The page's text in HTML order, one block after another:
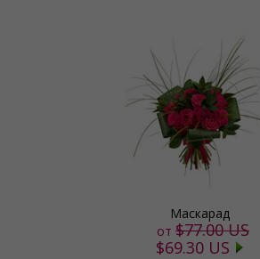
Маскарад
от $77.00 US
$69.30 US